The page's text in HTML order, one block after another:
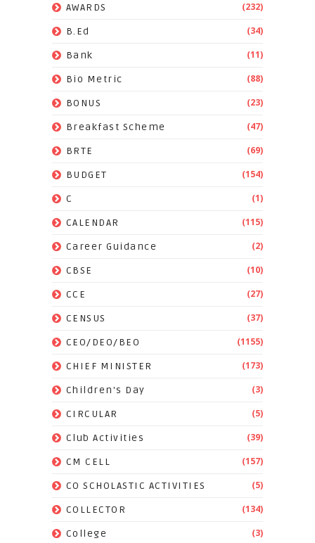
AWARDS (232)
B.Ed (34)
Bank (11)
Bio Metric (88)
BONUS (23)
Breakfast Scheme (47)
BRTE (69)
BUDGET (154)
C (1)
CALENDAR (115)
Career Guidance (2)
CBSE (10)
CCE (27)
CENSUS (37)
CEO/DEO/BEO (1155)
CHIEF MINISTER (173)
Children's Day (3)
CIRCULAR (5)
Club Activities (39)
CM CELL (157)
CO SCHOLASTIC ACTIVITIES (5)
COLLECTOR (134)
College (3)